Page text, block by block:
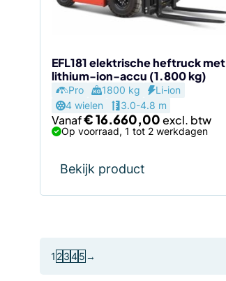
EFL181 elektrische heftruck met
lithium-ion-accu (1.800 kg)
Pro 1800 kg
Li-ion
4 wielen
3.0-4.8 m
Vanaf€16.660,00
Op voorraad, 1 tot 2 werkdagen
Bekijk product
gekozen
de
productpagina
1 2345 →